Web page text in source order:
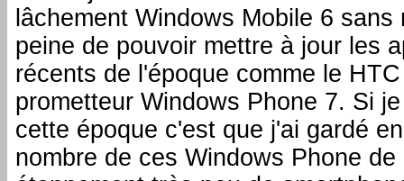
lâchement Windows Mobile 6
peine de pouvoir mettre à jour les
récents de l'époque comme le
prometteur Windows Phone 7. Si
cette époque c'est que j'ai gardé
nombre de ces Windows Phone